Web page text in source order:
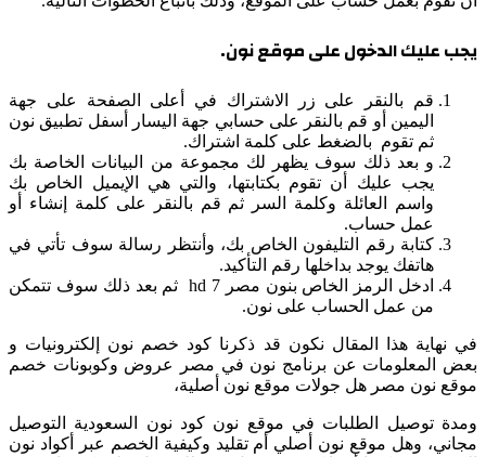
يجب عليك الدخول على موقع نون.
قم بالنقر على زر الاشتراك في أعلى الصفحة على جهة
اليمين أو قم بالنقر على حسابي جهة اليسار أسفل تطبيق نون
ثم تقوم بالضغط على كلمة اشتراك.
و بعد ذلك سوف يظهر لك مجموعة من البيانات الخاصة بك
يجب عليك أن تقوم بكتابتها، والتي هي الإيميل الخاص بك
واسم العائلة وكلمة السر ثم قم بالنقر على كلمة إنشاء أو
عمل حساب.
كتابة رقم التليفون الخاص بك، وأنتظر رسالة سوف تأتي في
هاتفك يوجد بداخلها رقم التأكيد.
ادخل الرمز الخاص بنون مصر hd 7 ثم بعد ذلك سوف تتمكن
من عمل الحساب على نون.
في نهاية هذا المقال نكون قد ذكرنا كود خصم نون إلكترونيات و
بعض المعلومات عن برنامج نون في مصر عروض وكوبونات خصم
موقع نون مصر هل جولات موقع نون أصلية،
ومدة توصيل الطلبات في موقع نون كود نون السعودية التوصيل
مجاني، وهل موقع نون أصلي أم تقليد وكيفية الخصم عبر أكواد نون